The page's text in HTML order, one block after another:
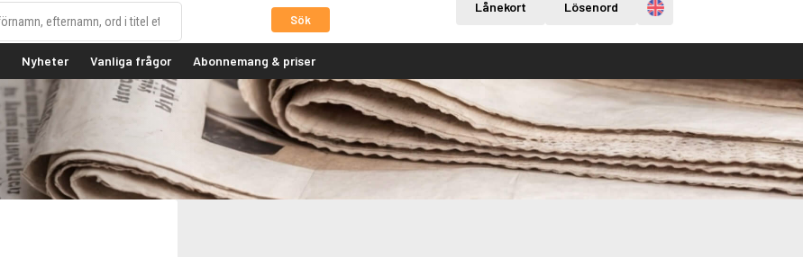
Sök
Lånekort Lösenord Engelska
Nyheter Vanliga frågor Abonnemang & priser